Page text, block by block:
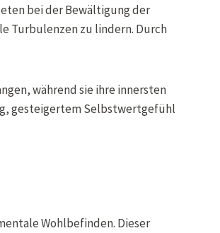
bei der Bewältigung der
Turbulenzen zu lindern. Durch
während sie ihre innersten
gesteigertem Selbstwertgefühl
Wohlbefinden. Dieser